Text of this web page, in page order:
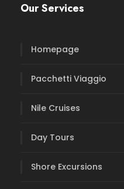
Our Services
Homepage
Pacchetti Viaggio
Nile Cruises
Day Tours
Shore Excursions